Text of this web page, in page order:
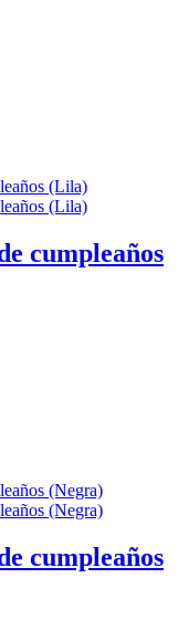
cumpleaños
cumpleaños